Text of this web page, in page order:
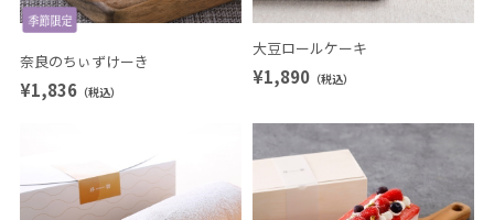
奈良のちぃずけーき
¥1,836（税込）
大豆ロールケーキ
¥1,890 （税込）